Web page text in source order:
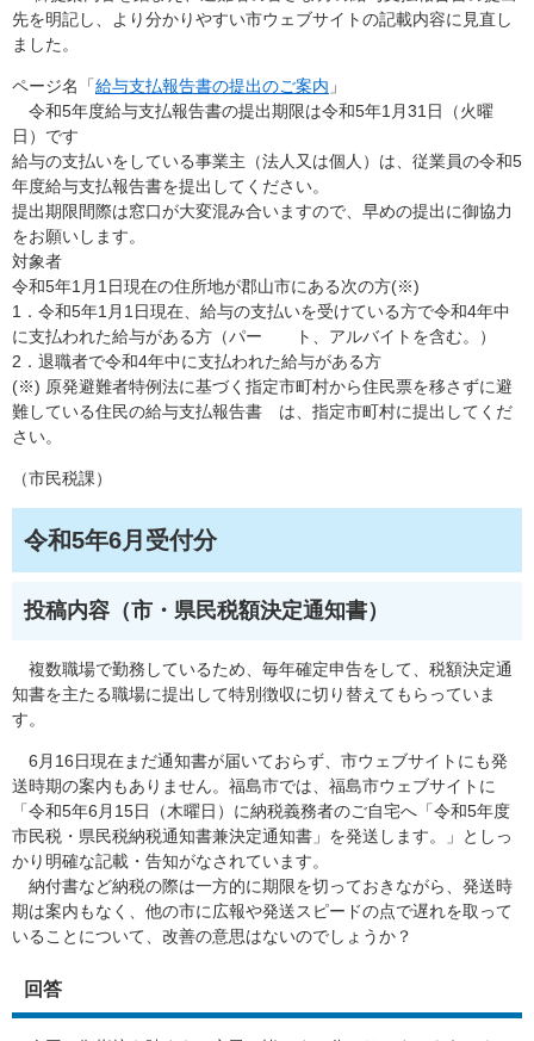
先を明記し、より分かりやすい市ウェブサイトの記載内容に見直し
ました。
ページ名「給与支払報告書の提出のご案内 」
令和5年度給与支払報告書の提出期限は令和5年1月31日（火曜
日）です
給与の支払いをしている事業主（法人又は個人）は、従業員の令和5
年度給与支払報告書を提出してください。
提出期限間際は窓口が大変混み合いますので、早めの提出に御協力
をお願いします。
対象者
令和5年1月1日現在の住所地が郡山市にある次の方(※)
1．令和5年1月1日現在、給与の支払いを受けている方で令和4年中
に支払われた給与がある方（パー ト、アルバイトを含む。）
2．退職者で令和4年中に支払われた給与がある方
(※) 原発避難者特例法に基づく指定市町村から住民票を移さずに避
難している住民の給与支払報告書 は、指定市町村に提出してくだ
さい。
​​（市民税課）
令和5年6月受付分
投稿内容（市・県民税額決定通知書）
複数職場で勤務しているため、毎年確定申告をして、税額決定通
知書を主たる職場に提出して特別徴収に切り替えてもらっていま
す。
6月16日現在まだ通知書が届いておらず、市ウェブサイトにも発
送時期の案内もありません。福島市では、福島市ウェブサイトに
「令和5年6月15日（木曜日）に納税義務者のご自宅へ「令和5年度
市民税・県民税納税通知書兼決定通知書」を発送します。」としっ
かり明確な記載・告知がなされています。
納付書など納税の際は一方的に期限を切っておきながら、発送時
期は案内もなく、他の市に広報や発送スピードの点で遅れを取って
いることについて、改善の意思はないのでしょうか？
回答